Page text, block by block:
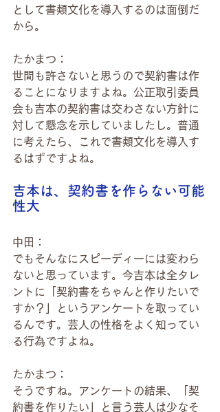
として書類文化を導入するのは面倒だ
から。
たかまつ：
世間も許さないと思うので契約書は作
ることになりますよね。公正取引委員
会も吉本の契約書は交わさない方針に
対して懸念を示していましたし。普通
に考えたら、これで書類文化を導入す
るはずですよね。
吉本は、契約書を作らない可能
性大
中田：
でもそんなにスピーディーには変わら
ないと思っています。今吉本は全タレ
ントに「契約書をちゃんと作りたいで
すか？」というアンケートを取ってい
るんです。芸人の性格をよく知ってい
る行為ですよね。
たかまつ：
そうですね。アンケートの結果、「契
約書を作りたい」と言う芸人は少なそ